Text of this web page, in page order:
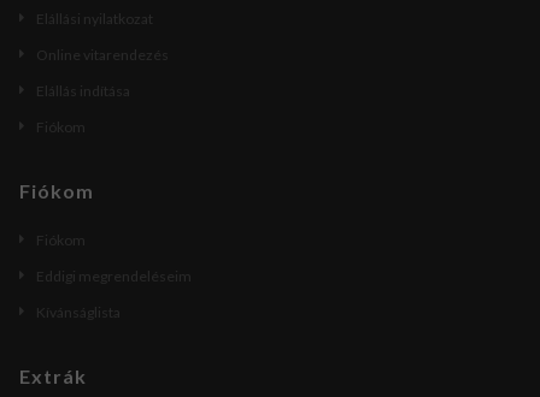
Elállási nyilatkozat
Online vitarendezés
Elállás indítása
Fiókom
Fiókom
Fiókom
Eddigi megrendeléseim
Kívánságlista
Extrák